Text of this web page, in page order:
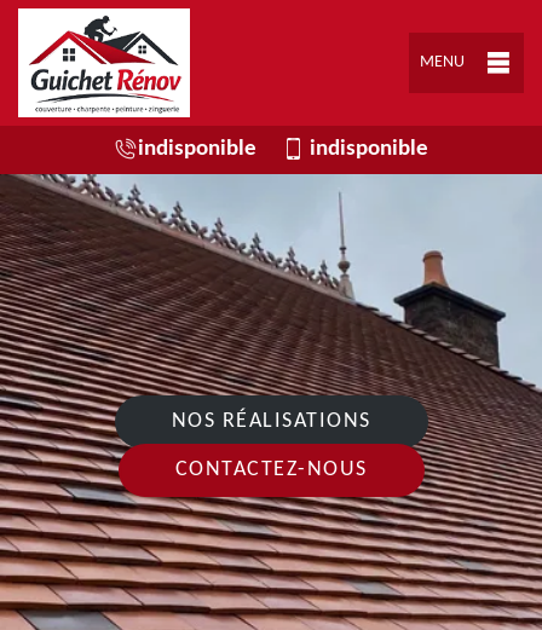
MENU
indisponible indisponible
NOS RÉALISATIONS
CONTACTEZ-NOUS